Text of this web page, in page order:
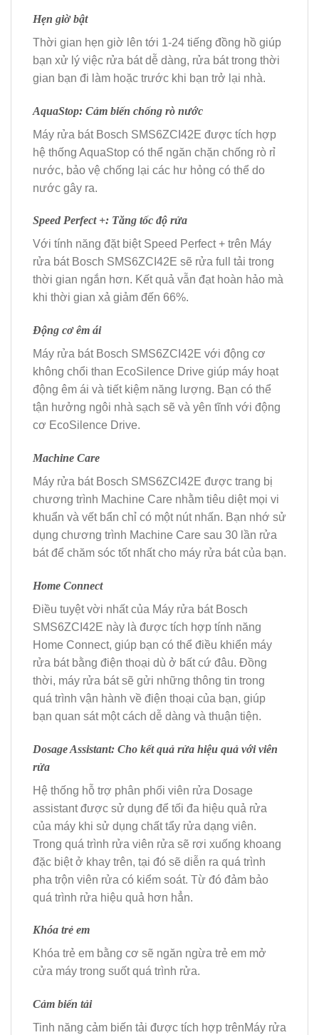
Hẹn giờ bật
Thời gian hẹn giờ lên tới 1-24 tiếng đồng hồ giúp
bạn xử lý việc rửa bát dễ dàng, rửa bát trong thời
gian bạn đi làm hoặc trước khi bạn trở lại nhà.
AquaStop: Cảm biến chống rò nước
Máy rửa bát Bosch SMS6ZCI42E được tích hợp
hệ thống AquaStop có thể ngăn chặn chống rò rỉ
nước, bảo vệ chống lại các hư hỏng có thể do
nước gây ra.
Speed Perfect +: Tăng tốc độ rửa
Với tính năng đặt biệt Speed Perfect + trên Máy
rửa bát Bosch SMS6ZCI42E sẽ rửa full tải trong
thời gian ngắn hơn. Kết quả vẫn đạt hoàn hảo mà
khi thời gian xả giảm đến 66%.
Động cơ êm ái
Máy rửa bát Bosch SMS6ZCI42E với động cơ
không chổi than EcoSilence Drive giúp máy hoạt
động êm ái và tiết kiệm năng lượng. Bạn có thể
tận hưởng ngôi nhà sạch sẽ và yên tĩnh với động
cơ EcoSilence Drive.
Machine Care
Máy rửa bát Bosch SMS6ZCI42E được trang bị
chương trình Machine Care nhằm tiêu diệt mọi vi
khuẩn và vết bẩn chỉ có một nút nhấn. Bạn nhớ sử
dụng chương trình Machine Care sau 30 lần rửa
bát để chăm sóc tốt nhất cho máy rửa bát của bạn.
Home Connect
Điều tuyệt vời nhất của Máy rửa bát Bosch
SMS6ZCI42E này là được tích hợp tính năng
Home Connect, giúp bạn có thể điều khiển máy
rửa bát bằng điện thoại dù ở bất cứ đâu. Đồng
thời, máy rửa bát sẽ gửi những thông tin trong
quá trình vận hành về điện thoại của bạn, giúp
bạn quan sát một cách dễ dàng và thuận tiện.
Dosage Assistant: Cho kết quả rửa hiệu quả với viên
rửa
Hệ thống hỗ trợ phân phối viên rửa Dosage
assistant được sử dụng để tối đa hiệu quả rửa
của máy khi sử dụng chất tẩy rửa dạng viên.
Trong quá trình rửa viên rửa sẽ rơi xuống khoang
đặc biệt ở khay trên, tại đó sẽ diễn ra quá trình
pha trộn viên rửa có kiểm soát. Từ đó đảm bảo
quá trình rửa hiệu quả hơn hẳn.
Khóa trẻ em
Khóa trẻ em bằng cơ sẽ ngăn ngừa trẻ em mở
cửa máy trong suốt quá trình rửa.
Cảm biến tải
Tinh năng cảm biến tải được tích hợp trênMáy rửa